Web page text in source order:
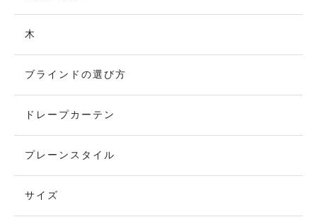
木
ブラインドの選び方
ドレープカーテン
プレーンスタイル
サイズ